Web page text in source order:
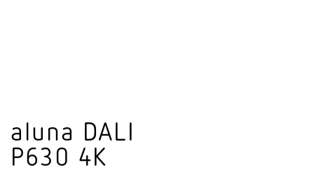
aluna DALI
P630 4K